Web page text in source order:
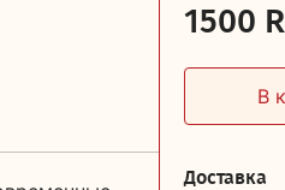
1500
Доставка